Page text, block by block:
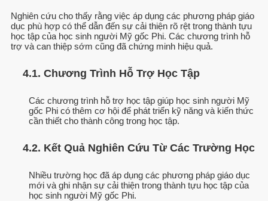
Nghiên cứu cho thấy rằng việc áp dụng các phương pháp giáo
dục phù hợp có thể dẫn đến sự cải thiện rõ rệt trong thành tựu
học tập của học sinh người Mỹ gốc Phi. Các chương trình hỗ
trợ và can thiệp sớm cũng đã chứng minh hiệu quả.
4.1. Chương Trình Hỗ Trợ Học Tập
Các chương trình hỗ trợ học tập giúp học sinh người Mỹ
gốc Phi có thêm cơ hội để phát triển kỹ năng và kiến thức
cần thiết cho thành công trong học tập.
4.2. Kết Quả Nghiên Cứu Từ Các Trường Học
Nhiều trường học đã áp dụng các phương pháp giáo dục
mới và ghi nhận sự cải thiện trong thành tựu học tập của
học sinh người Mỹ gốc Phi.